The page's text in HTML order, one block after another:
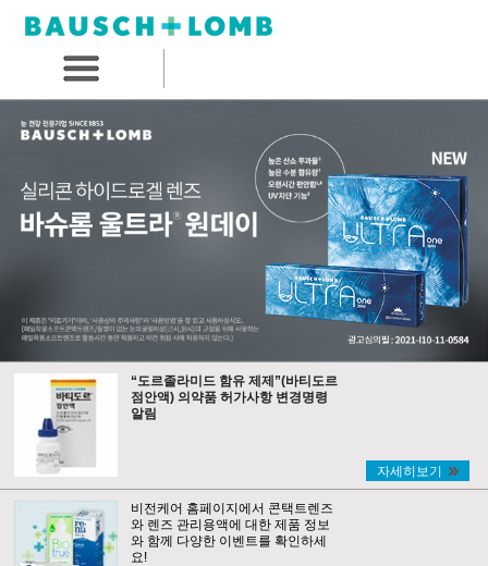
“도르졸라미드 함유 제제”(바티도르
점안액) 의약품 허가사항 변경명령
알림
자세히보기
비전케어 홈페이지에서 콘택트렌즈
와 렌즈 관리용액에 대한 제품 정보
와 함께 다양한 이벤트를 확인하세
요!